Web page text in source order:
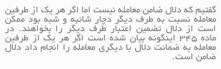
گفتیم که دلال ضامن معامله نیست اما اگر هر یک از طرفین
معامله نسبت به طرف دیگر دچار شائبه و شبه بود ممکن
است از دلال تضمین اعتبار طرف دیگر را بخواهند. در
ماده ۳۴۵ اینگونه بیان شده است اگر هر یک از طرفین
معامله به ضمانت دلال با دیگری معامله را انجام داد دلال
ضامن است.